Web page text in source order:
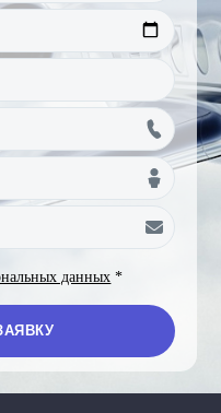
данных *